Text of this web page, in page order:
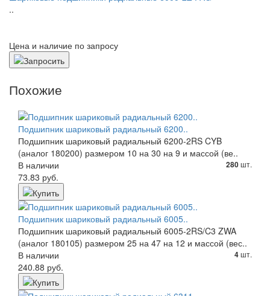
..
Цена и наличие по запросу
Похожие
Подшипник шариковый радиальный 6200..
Подшипник шариковый радиальный 6200-2RS CYB
(аналог 180200) размером 10 на 30 на 9 и массой (ве..
В наличии
280шт.
73.83 руб.
Подшипник шариковый радиальный 6005..
Подшипник шариковый радиальный 6005-2RS/C3 ZWA
(аналог 180105) размером 25 на 47 на 12 и массой (вес..
В наличии
4шт.
240.88 руб.